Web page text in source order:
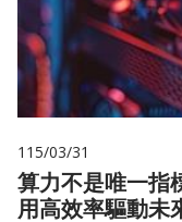
115/03/31
算力不是唯一指
用高效率驅動未